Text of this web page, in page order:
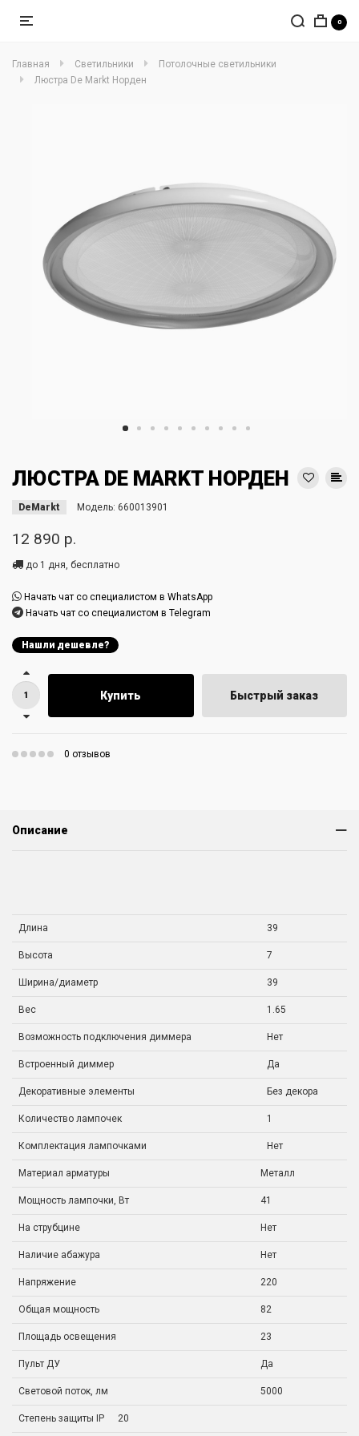
0
Главная Светильники
Потолочные светильники
Люстра De Markt Норден
ЛЮСТРА DE MARKT НОРДЕН
DeMarkt Модель: 660013901
12 890 р.
до 1 дня, бесплатно
Начать чат со специалистом в WhatsApp
Начать чат со специалистом в Telegram
Нашли дешевле?
Купить Быстрый заказ
0 отзывов
Описание
Длина 39
Высота 7
Ширина/диаметр 39
Вес 1.65
Возможность подключения диммера Нет
Встроенный диммер Да
Декоративные элементы Без декора
Количество лампочек 1
Комплектация лампочками Нет
Материал арматуры Металл
Мощность лампочки, Вт 41
На струбцине Нет
Наличие абажура Нет
Напряжение 220
Общая мощность 82
Площадь освещения 23
Пульт ДУ Да
Световой поток, лм 5000
Степень защиты IP 20